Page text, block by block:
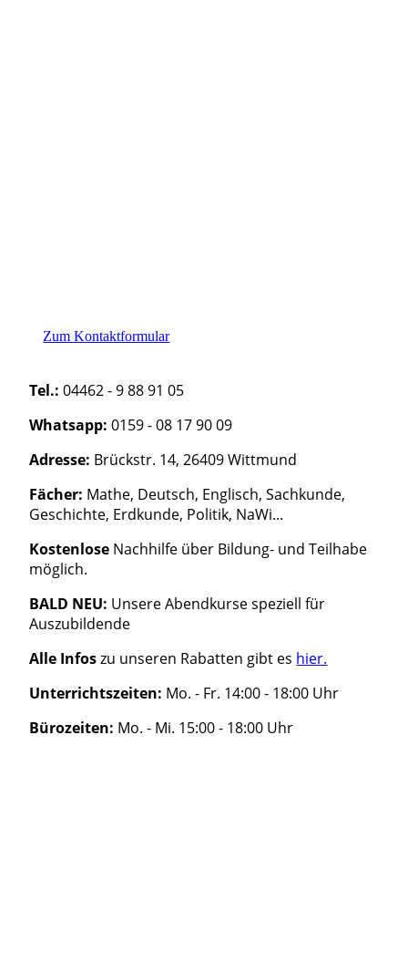
Zum Kontaktformular
Tel.: 04462 - 9 88 91 05
Whatsapp: 0159 - 08 17 90 09
Adresse: Brückstr. 14,26409 Wittmund
Fächer: Mathe, Deutsch, Englisch, Sachkunde,
Geschichte, Erdkunde, Politik, NaWi...
Kostenlose Nachhilfe über Bildung- und Teilhabe
möglich.
BALD NEU: Unsere Abendkurse speziell für
Auszubildende
Alle Infoszu unseren Rabatten gibt es hier.
Unterrichtszeiten: Mo. - Fr. 14:00 - 18:00 Uhr
Bürozeiten: Mo. - Mi. 15:00 - 18:00 Uhr